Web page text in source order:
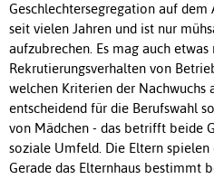
Geschlechtersegregation auf
seit vielen Jahren und ist nur
aufzubrechen. Es mag auch
Rekrutierungsverhalten von
welchen Kriterien der Nachwuchs
entscheidend für die Berufswahl
von Mädchen - das betrifft beide
soziale Umfeld. Die Eltern
Gerade das Elternhaus bestimmt